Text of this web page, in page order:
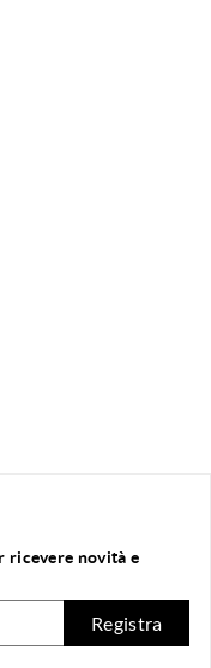
ricevere novità e
Registra